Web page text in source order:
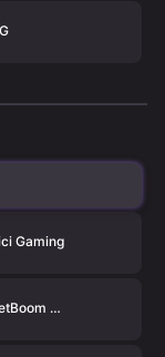
Gaming
BetBoom Team